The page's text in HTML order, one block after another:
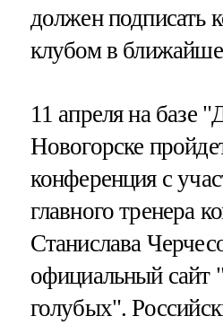
должен подписать
клубом в
11 апреля на базе
Новогорске
конференция с
главного тренера
Станислава
официальный сайт
голубых".